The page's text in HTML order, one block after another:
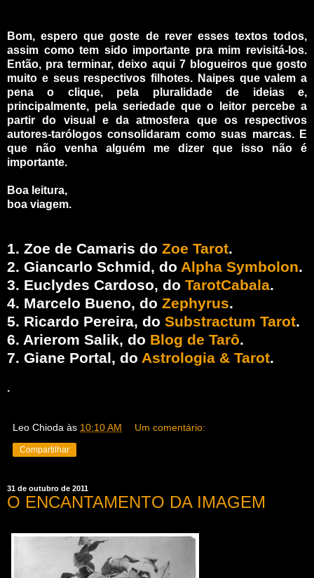
Bom, espero que goste de rever esses textos todos,
assim como tem sido importante pra mim revisitá-los.
Então, pra terminar, deixo aqui 7 blogueiros que gosto
muito e seus respectivos filhotes. Naipes que valem a
pena o clique, pela pluralidade de ideias e,
principalmente, pela seriedade que o leitor percebe a
partir do visual e da atmosfera que os respectivos
autores-tarólogos consolidaram como suas marcas. E
que não venha alguém me dizer que isso não é
importante.
Boa leitura,
boa viagem.
1. Zoe de Camaris do Zoe Tarot.
2. Giancarlo Schmid, do Alpha Symbolon.
3. Euclydes Cardoso, do TarotCabala.
4. Marcelo Bueno, do Zephyrus.
5. Ricardo Pereira, do Substractum Tarot.
6. Arierom Salik, do Blog de Tarô.
7. Giane Portal, do Astrologia & Tarot.
.
Leo Chioda às 10:10 AM Um comentário:
Compartilhar
31 de outubro de 2011
O ENCANTAMENTO DA IMAGEM